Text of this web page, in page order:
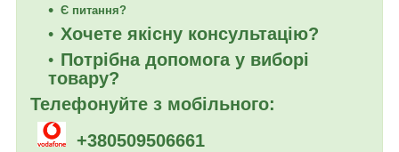
Є питання?
Хочете якісну консультацію?
Потрібна допомога у виборі
товару?
Телефонуйте з мобільного:
+380509506661